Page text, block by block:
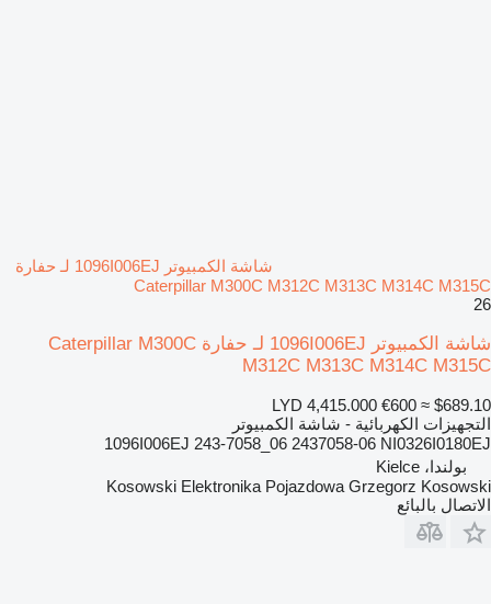
شاشة الكمبيوتر 1096I006EJ لـ حفارة
Caterpillar M300C M312C M313C M314C M315C
26
شاشة الكمبيوتر 1096I006EJ لـ حفارة Caterpillar M300C
M312C M313C M314C M315C
LYD 4,415.000 €600 ≈ $689.10
التجهيزات الكهربائية - شاشة الكمبيوتر
1096I006EJ 243-7058_06 2437058-06 NI0326I0180EJ
بولندا، Kielce
Kosowski Elektronika Pojazdowa Grzegorz Kosowski
الاتصال بالبائع